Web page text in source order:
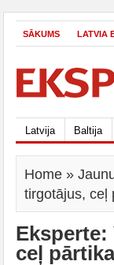
SĀKUMS LATVIA
Latvija Baltija
Home »
tirgotājus, ceļ
ceļ